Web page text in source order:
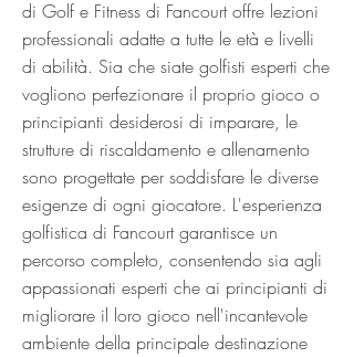
di Golf e Fitness di Fancourt offre lezioni
professionali adatte a tutte le età e livelli
di abilità. Sia che siate golfisti esperti che
vogliono perfezionare il proprio gioco o
principianti desiderosi di imparare, le
strutture di riscaldamento e allenamento
sono progettate per soddisfare le diverse
esigenze di ogni giocatore. L'esperienza
golfistica di Fancourt garantisce un
percorso completo, consentendo sia agli
appassionati esperti che ai principianti di
migliorare il loro gioco nell'incantevole
ambiente della principale destinazione